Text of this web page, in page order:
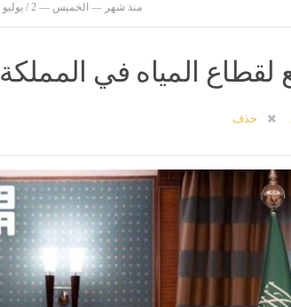
منذ شهر — الخميس — 2 / يوليو / 2026
لقطاع المياه في المملكة
حذف